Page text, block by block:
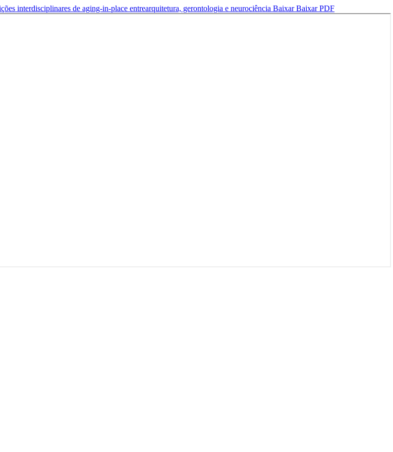
interdisciplinares de aging-in-place entrearquitetura, gerontologia e neurociência BaixarBaixar PDF